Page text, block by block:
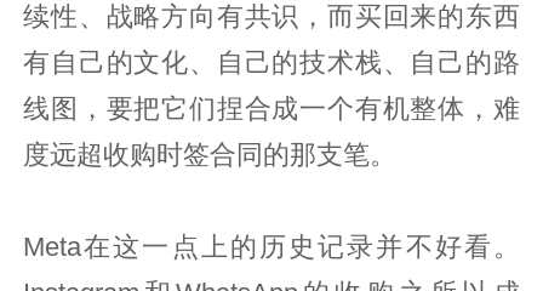
续性、战略方向有共识，而买回来的东西
有自己的文化、自己的技术栈、自己的路
线图，要把它们捏合成一个有机整体，难
度远超收购时签合同的那支笔。
Meta在这一点上的历史记录并不好看。